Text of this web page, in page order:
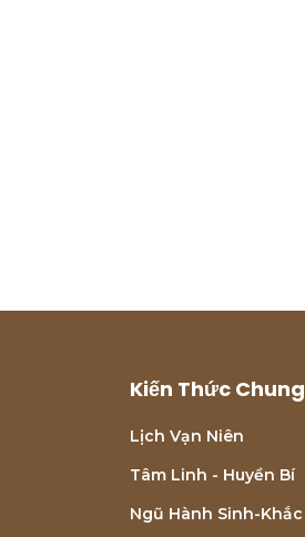
Kiến Thức Chung
Lịch Vạn Niên
Tâm Linh - Huyền Bí
Ngũ Hành Sinh-Khắc